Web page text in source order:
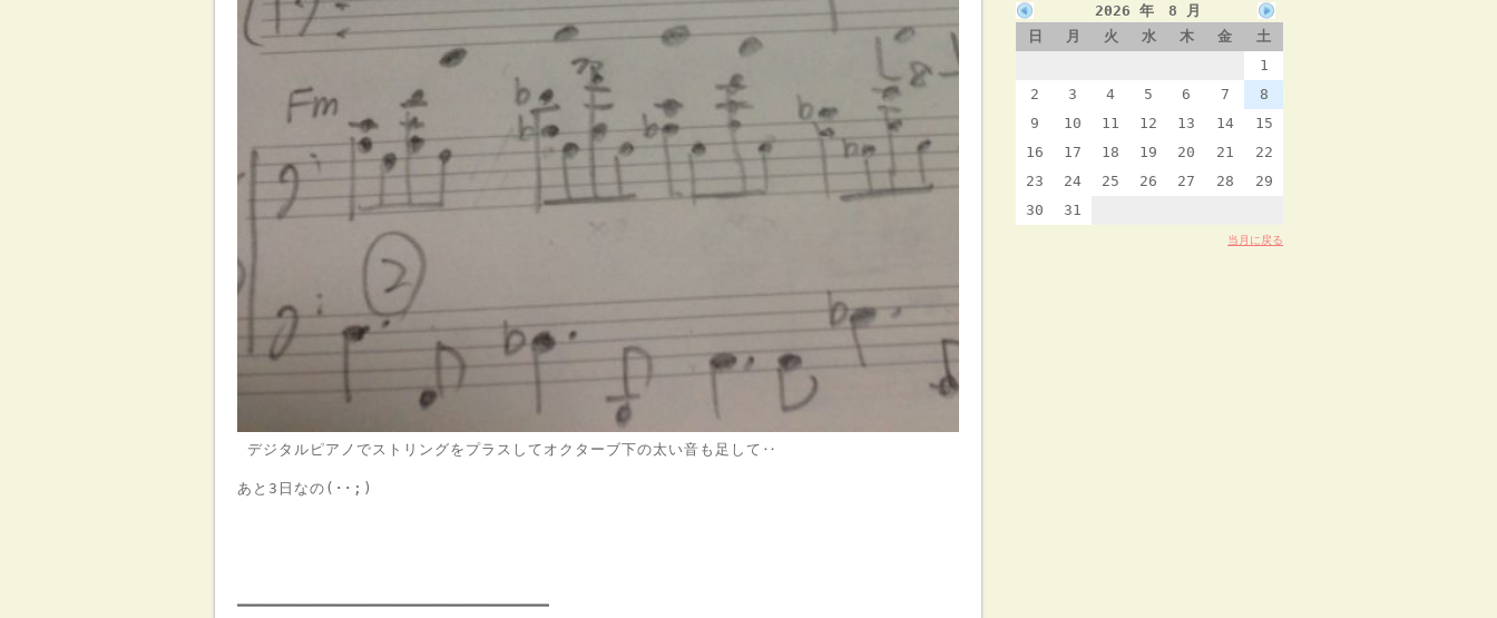
デジタルピアノでストリングをプラスしてオクターブ下の太い音も足して‥
あと3日なの(･･;)
━━━━━━━━━━━━━━━━━━━━━━━━━━━━━━━━━━━
2026 年 8 月
日
月 火 水 木 金
土
1
2
3 4 5 6 7
8
9
10 11 12 13 14
15
16
17 18 19 20 21
22
23
24 25 26 27 28
29
30
31
当月に戻る